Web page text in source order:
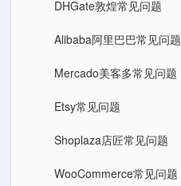
DHGate敦煌常见问题
Alibaba阿里巴巴常见问题
Mercado美客多常见问题
Etsy常见问题
Shoplaza店匠常见问题
WooCommerce常见问题